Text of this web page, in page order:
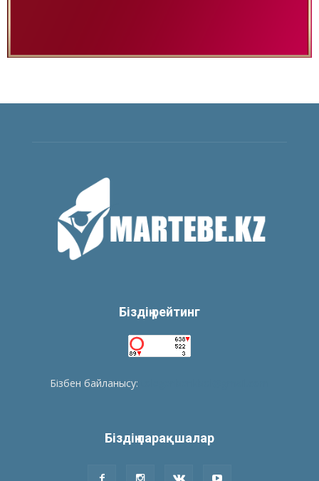
Біздің рейтинг
Бізбен байланысу:
Біздің парақшалар